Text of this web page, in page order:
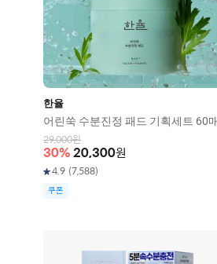
한율
어린쑥 수분진정 패드 기획세트 60매
29,000원
30% 20,300원
4.9 (7,588)
쿠폰